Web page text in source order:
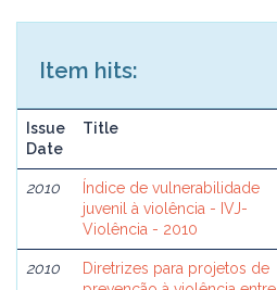
Item hits:
Issue
Date
Title
2010
Índice de vulnerabilidade
juvenil à violência - IVJ-
Violência - 2010
2010
Diretrizes para projetos de